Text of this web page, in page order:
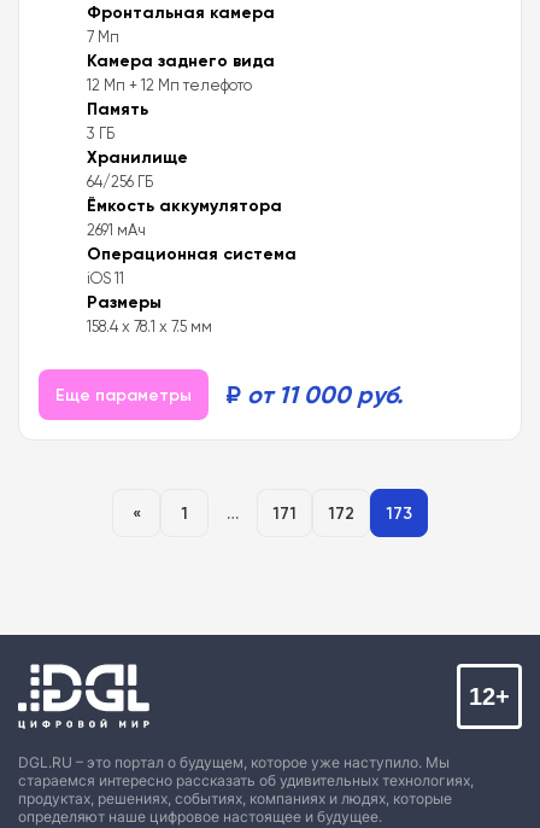
Фронтальная камера
7 Мп
Камера заднего вида
12 Мп + 12 Мп телефото
Память
3 ГБ
Хранилище
64/256 ГБ
Ёмкость аккумулятора
2691 мАч
Операционная система
iOS 11
Размеры
158.4 x 78.1 x 7.5 мм
Еще параметры ₽ от 11 000 руб.
« 1 … 171 172 173
DGL.RU – это портал о будущем, которое уже наступило. Мы
стараемся интересно рассказать об удивительных технологиях,
продуктах, решениях, событиях, компаниях и людях, которые
определяют наше цифровое настоящее и будущее.
12+